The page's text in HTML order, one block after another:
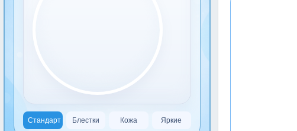
Стандарт Блестки Кожа Яркие